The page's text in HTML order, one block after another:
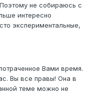
не собираюсь с
интересно
экспериментальные,
Вами время.
Вы все правы! Она в
теме можно не